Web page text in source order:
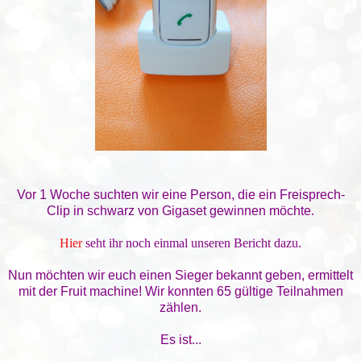
Vor 1 Woche suchten wir eine Person, die ein Freisprech-
Clip in schwarz von Gigasetgewinnen möchte.
Hierseht ihr noch einmal unseren Bericht dazu.
Nun möchten wir euch einen Sieger bekannt geben, ermittelt
mit der Fruit machine! Wir konnten 65 gültige Teilnahmen
zählen.
Es ist...